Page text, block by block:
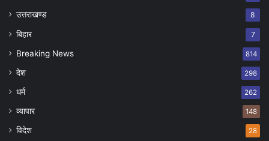
उत्तराखण्ड 8
बिहार 7
Breaking News 814
देश 298
धर्म 262
व्यापार 148
विदेश 28